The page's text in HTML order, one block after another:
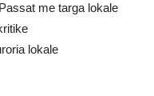
me targa lokale
lokale